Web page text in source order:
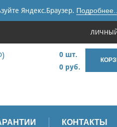
Яндекс.Браузер. Подробнее...
0 шт.
0 руб.
КОНТАКТЫ